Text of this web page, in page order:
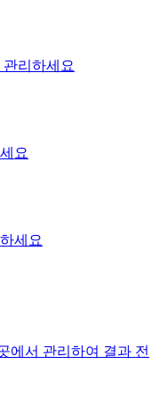
리하세요
요
세요
에서 관리하여 결과 전